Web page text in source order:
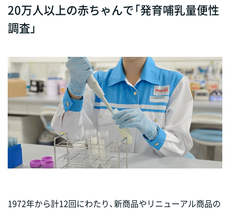
20万人以上の赤ちゃんで「発育哺乳量便性
調査」
1972年から計12回にわたり、新商品やリニューアル商品の